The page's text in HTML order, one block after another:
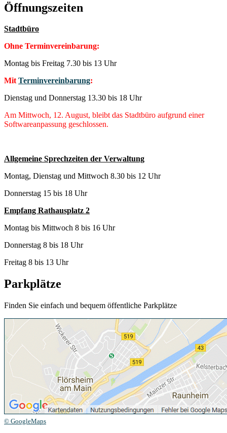
Öffnungszeiten
Stadtbüro
Ohne Terminvereinbarung:
Montag bis Freitag 7.30 bis 13 Uhr
Mit Terminvereinbarung:
Dienstag und Donnerstag 13.30 bis 18 Uhr
Am Mittwoch, 12. August, bleibt das Stadtbüro aufgrund einer
Softwareanpassung geschlossen.
Allgemeine Sprechzeiten der Verwaltung
Montag, Dienstag und Mittwoch 8.30 bis 12 Uhr
Donnerstag 15 bis 18 Uhr
Empfang Rathausplatz 2
Montag bis Mittwoch 8 bis 16 Uhr
Donnerstag 8 bis 18 Uhr
Freitag 8 bis 13 Uhr
Parkplätze
Finden Sie einfach und bequem öffentliche Parkplätze
© GoogleMaps